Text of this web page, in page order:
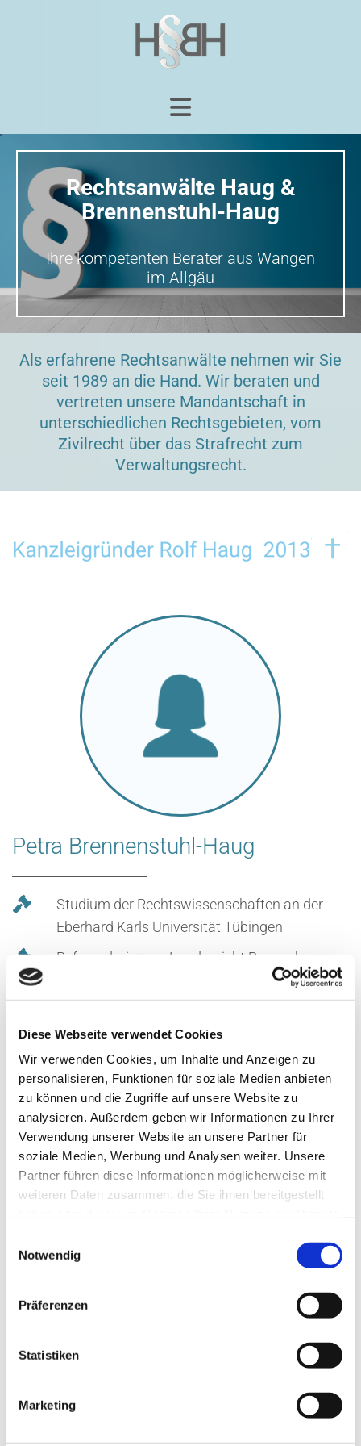
Diese Webseite verwendet Cookies
Wir verwenden Cookies, um Inhalte und Anzeigen zu
personalisieren, Funktionen für soziale Medien anbieten
zu können und die Zugriffe auf unsere Website zu
analysieren. Außerdem geben wir Informationen zu Ihrer
Verwendung unserer Website an unsere Partner für
soziale Medien, Werbung und Analysen weiter. Unsere
Partner führen diese Informationen möglicherweise mit
weiteren Daten zusammen, die Sie ihnen bereitgestellt
Notwendig
Präferenzen
Statistiken
Marketing
Rechtsanwälte Haug &
Brennenstuhl-Haug
Ihre kompetenten Berater aus Wangen
im Allgäu
Als erfahrene Rechtsanwälte nehmen wir Sie
seit 1989 an die Hand. Wir beraten und
vertreten unsere Mandantschaft in
unterschiedlichen Rechtsgebieten, vom
Zivilrecht über das Strafrecht zum
Verwaltungsrecht.
Petra Brennenstuhl-Haug
Studium der Rechtswissenschaften an der
Eberhard Karls Universität Tübingen
Referendariat am Landgericht Ravensburg
Zugelassene Rechtsanwältin seit 1990
Tamara Haug*
Studium der Rechtswissenschaften an der
Referendariat am Landgericht Ulm